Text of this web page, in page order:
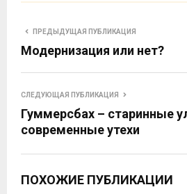
ПРЕДЫДУЩАЯ ПУБЛИКАЦИЯ
Модернизация или нет?
СЛЕДУЮЩАЯ ПУБЛИКАЦИЯ
Гуммерсбах – старинные
современные утехи
ПОХОЖИЕ ПУБЛИКАЦИИ